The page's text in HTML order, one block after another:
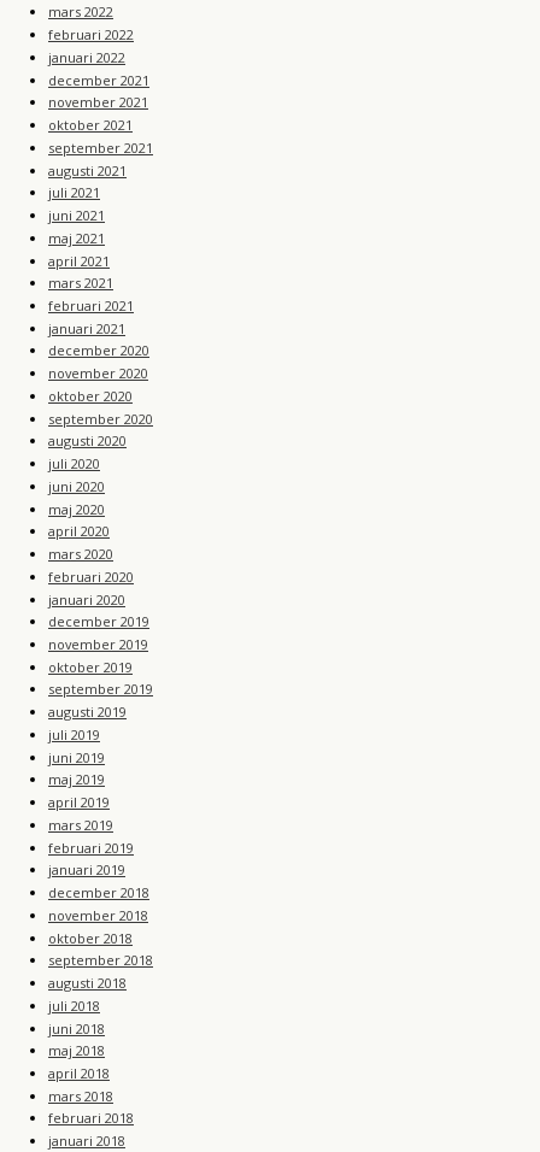
mars 2022
februari 2022
januari 2022
december 2021
november 2021
oktober 2021
september 2021
augusti 2021
juli 2021
juni 2021
maj 2021
april 2021
mars 2021
februari 2021
januari 2021
december 2020
november 2020
oktober 2020
september 2020
augusti 2020
juli 2020
juni 2020
maj 2020
april 2020
mars 2020
februari 2020
januari 2020
december 2019
november 2019
oktober 2019
september 2019
augusti 2019
juli 2019
juni 2019
maj 2019
april 2019
mars 2019
februari 2019
januari 2019
december 2018
november 2018
oktober 2018
september 2018
augusti 2018
juli 2018
juni 2018
maj 2018
april 2018
mars 2018
februari 2018
januari 2018